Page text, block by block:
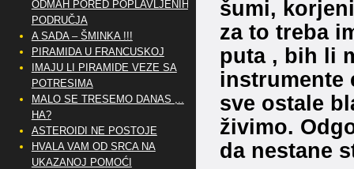
šumi,
za to treba
puta , bih li
instrumente
sve ostale
živimo.
da nestane
ODMAH PORED POPLAVLJENIH
PODRUČJA
A SADA – ŠMINKA !!!
PIRAMIDA U FRANCUSKOJ
IMAJU LI PIRAMIDE VEZE SA
POTRESIMA
MALO SE TRESEMO DANAS ,..
HA?
ASTEROIDI NE POSTOJE
HVALA VAM OD SRCA NA
UKAZANOJ POMOĆI